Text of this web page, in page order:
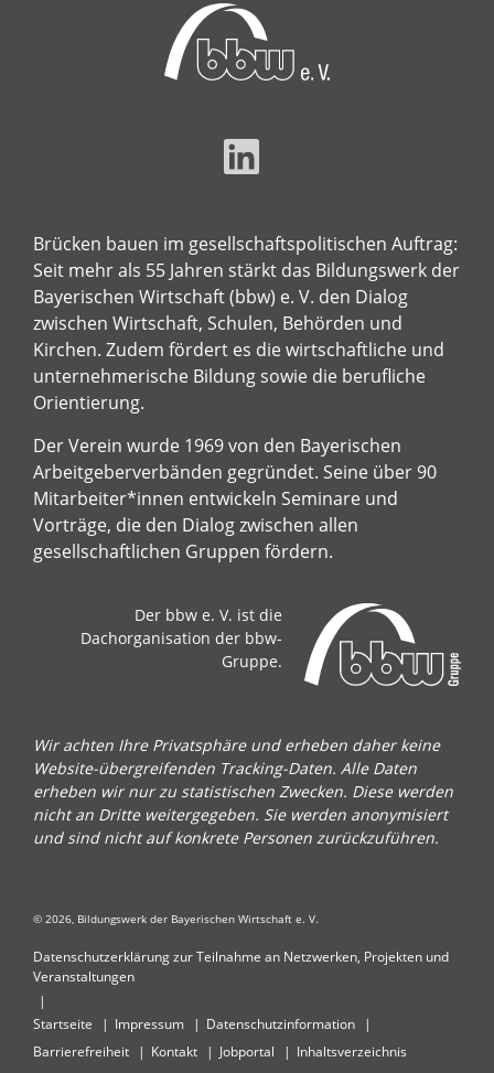
Brücken bauen im gesellschaftspolitischen Auftrag:
Seit mehr als 55 Jahren stärkt das Bildungswerk der
Bayerischen Wirtschaft (bbw) e. V. den Dialog
zwischen Wirtschaft, Schulen, Behörden und
Kirchen. Zudem fördert es die wirtschaftliche und
unternehmerische Bildung sowie die berufliche
Orientierung.
Der Verein wurde 1969 von den Bayerischen
Arbeitgeberverbänden gegründet. Seine über 90
Mitarbeiter*innen entwickeln Seminare und
Vorträge, die den Dialog zwischen allen
gesellschaftlichen Gruppen fördern.
Der bbw e. V. ist die
Dachorganisation der bbw-
Gruppe.
Wir achten Ihre Privatsphäre und erheben daher keine
Website-übergreifenden Tracking-Daten. Alle Daten
erheben wir nur zu statistischen Zwecken. Diese werden
nicht an Dritte weitergegeben. Sie werden anonymisiert
und sind nicht auf konkrete Personen zurückzuführen.
© 2026, Bildungswerk der Bayerischen Wirtschaft e. V.
Datenschutzerklärung zur Teilnahme an Netzwerken, Projekten und
Veranstaltungen
Startseite Impressum
Datenschutzinformation
Barrierefreiheit
Kontakt Jobportal Inhaltsverzeichnis